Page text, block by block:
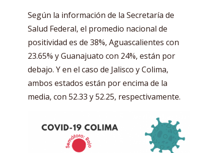
Según la información de la Secretaría de
Salud Federal, el promedio nacional de
positividad es de 38%, Aguascalientes con
23.65% y Guanajuato con 24%, están por
debajo. Y en el caso de Jalisco y Colima,
ambos estados están por encima de la
media, con 52.33 y 52.25, respectivamente.